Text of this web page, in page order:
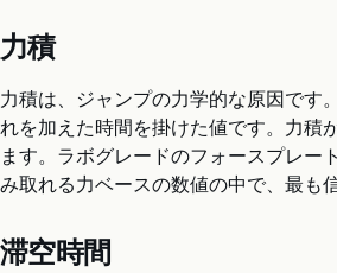
力積
力積は、ジャンプの力学的な原因です
れを加えた時間を掛けた値です。力積
ます。ラボグレードのフォースプレー
み取れる力ベースの数値の中で、最も
滞空時間